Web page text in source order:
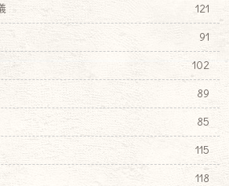
121
91
102
89
85
115
118